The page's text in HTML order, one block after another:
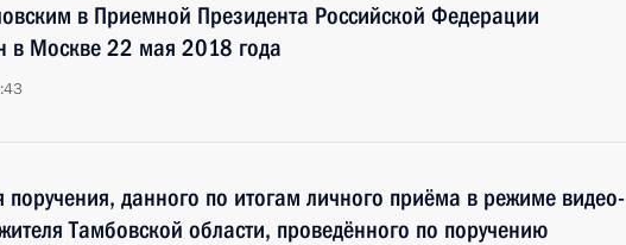
в Приемной Президента Российской Федерации
в Москве 22 мая 2018 года
поручения, данного по итогам личного приёма в режиме видео-
Тамбовской области, проведённого по поручению